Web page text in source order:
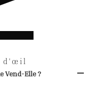
d'œil
Vend-Elle ?